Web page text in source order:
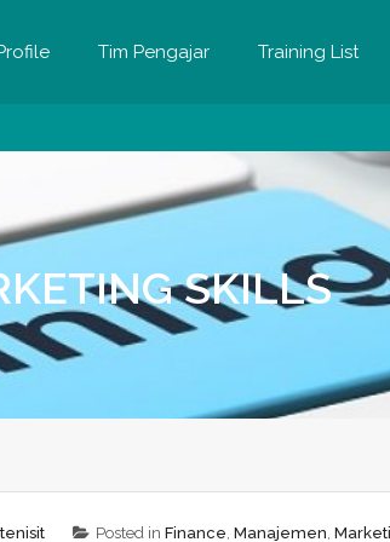
Tim Pengajar Training List
SKILLS
Posted in Finance, Manajemen,